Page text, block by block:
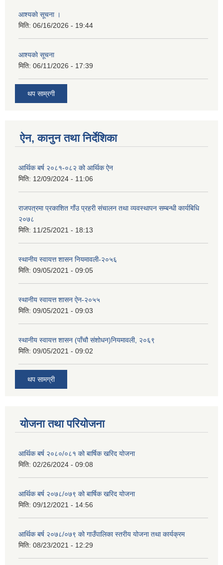
आश्यकाे सूचना ।
मिति: 06/16/2026 - 19:44
आश्यकाे सूचना
मिति: 06/11/2026 - 17:39
थप साम्रगी
ऐन, कानुन तथा निर्देशिका
आर्थिक बर्ष २०८१-०८२ को आर्थिक ऐन
मिति: 12/09/2024 - 11:06
राजपत्रमा प्रकाशित गाँउ प्रहरी संचालन तथा व्यवस्थापन सम्बन्धी कार्यबिधि
२०७८
मिति: 11/25/2021 - 18:13
स्थानीय स्वायत्त शासन नियमावली-२०५६
मिति: 09/05/2021 - 09:05
स्थानीय स्वायत्त शासन ए‍ेन-२०५५
मिति: 09/05/2021 - 09:03
स्थानीय स्वायत्त शासन (पाँचौ संशोधन)नियमावली, २०६९
मिति: 09/05/2021 - 09:02
थप सामग्री
योजना तथा परियोजना
आर्थिक बर्ष २०८०/०८१ को बार्षिक खरिद योजना
मिति: 02/26/2024 - 09:08
आर्थिक बर्ष २०७८/०७९ को बार्षिक खरिद योजना
मिति: 09/12/2021 - 14:56
आर्थिक बर्ष २०७८/०७९ को गाउँपालिका स्तरीय योजना तथा कार्यक्रम
मिति: 08/23/2021 - 12:29